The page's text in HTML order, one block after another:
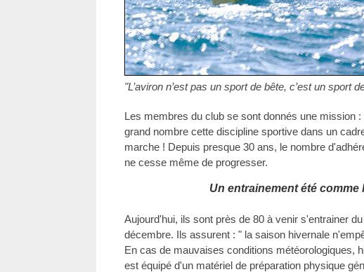
"L’aviron n’est pas un sport de bête, c’est un sport
Les membres du club se sont donnés une mission
grand nombre cette discipline sportive dans un
marche ! Depuis presque 30 ans, le nombre
ne cesse même de progresser.
Un entrainement été comme
Aujourd'hui, ils sont près de 80 à venir s'entrainer
décembre. Ils assurent : " la saison hivernale
En cas de mauvaises conditions météorologiques,
est équipé d'un matériel de préparation physique